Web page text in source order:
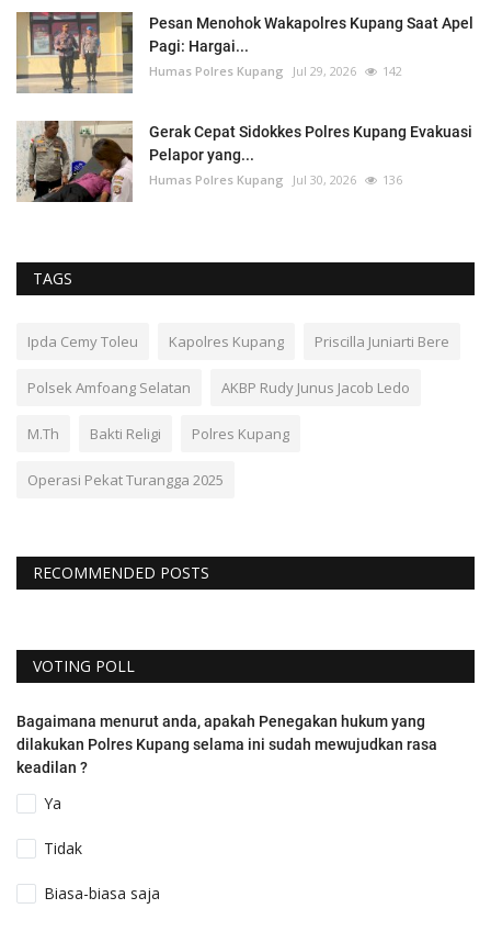
Pesan Menohok Wakapolres Kupang Saat Apel
Pagi: Hargai...
Humas Polres Kupang Jul 29, 2026 142
Gerak Cepat Sidokkes Polres Kupang Evakuasi
Pelapor yang...
Humas Polres Kupang Jul 30, 2026 136
TAGS
Ipda Cemy Toleu Kapolres Kupang Priscilla Juniarti Bere
Polsek Amfoang Selatan AKBP Rudy Junus Jacob Ledo
M.Th Bakti Religi Polres Kupang
Operasi Pekat Turangga 2025
RECOMMENDED POSTS
VOTING POLL
Bagaimana menurut anda, apakah Penegakan hukum yang
dilakukan Polres Kupang selama ini sudah mewujudkan rasa
keadilan ?
Ya
Tidak
Biasa-biasa saja